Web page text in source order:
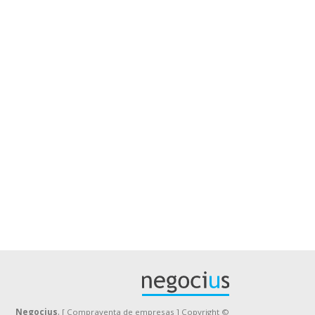
Negocius, [ Compraventa de empresas ] Copyright ©